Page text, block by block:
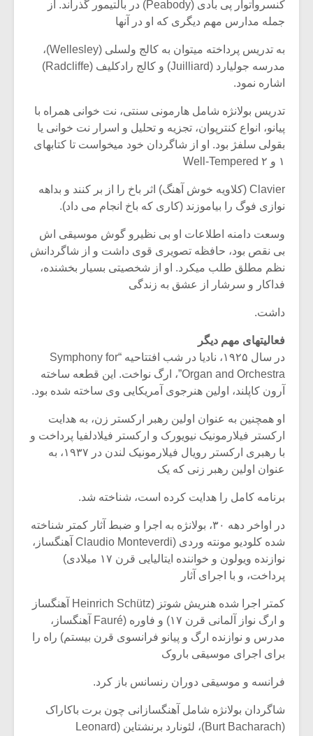
کنسرواتوار پی بادی (Peabody) در بالتیمور گذراند. از
جمله مدارس مهم دیگری که او در آنها
به تدریس پرداخته میتوان به کالج ولسلی (Wellesley)،
مدرسه جولیارد (Juilliard) و کالج رادکلیف (Radcliffe)
اشاره نمود.
تدریس بولانژه شامل هارمونی سنتی، نت خوانی همراه با
پیانو، انواع کنترپوان، تجزیه و تحلیل و اسرار نت خوانی یا
بقولی سلفژ بود. او از شاگردان خود میخواست تا کتابهای
۱ و ۲ Well-Tempered
Clavier (کلاویه خوش آهنگ) اثر باخ را از بر کنند و بداهه
نوازی فوگ را بیاموزند (کاری که باخ انجام می داد).
وسعت دامنه اطلاعات او بی نظیرو گوش موسیقی اش
بی نقص بود، حافظه تصویری قوی داشت و از شاگردانش
نظم مطلق طلب میکرد. او از شخصیتی بسیار بخشنده،
فداکار و سرشار از عشق به زندگی
داشت.
فعالیتهای مهم دیگر
در سال ۱۹۲۵، نادیا در شب افتتاحیه “Symphony for
Organ and Orchestra”، ارگ نواخت. این قطعه ساخته
آرون کاپلند، اولین هنرجوی آمریکایی وی ساخته شده بود.
او همچنین به عنوان اولین رهبر ارکستر زن، به هدایت
ارکستر فیلارمونیک نیویورک و ارکستر فیلادلفیا پرداخت و
با رهبری ارکستر رویال فیلارمونیک لندن در ۱۹۳۷، به
عنوان اولین رهبر زنی که یک
برنامه کامل را هدایت کرده است، شناخته شد.
در اواخر دهه ۳۰، بولانژه به اجرا و ضبط آثار کمتر شناخته
شده کلودیو مونته وردی (Claudio Monteverdi آهنگساز،
نوازنده ویولون و خواننده ایتالیایی قرن ۱۷ میلادی)
پرداخت، و با اجرای آثار
کمتر اجرا شده هنریش شوتز (Heinrich Schütz آهنگساز
و ارگ نواز آلمانی قرن ۱۷) و فاوره (Fauré آهنگساز،
مدرس و نوازنده ارگ و پیانو فرانسوی قرن بیستم) راه را
برای اجرای موسیقی باروک
فرانسه و موسیقی دوران رنسانس باز کرد.
شاگردان بولانژه شامل آهنگسازانی چون برت باکاراک
(Burt Bacharach)، لئونارد برنشتاین (Leonard